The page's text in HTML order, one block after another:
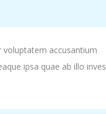
voluptatem accusantium
ipsa quae ab illo inves